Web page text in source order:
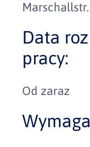
Data
pracy:
Od zaraz